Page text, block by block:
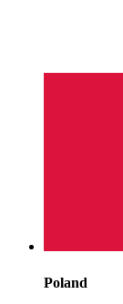
Poland